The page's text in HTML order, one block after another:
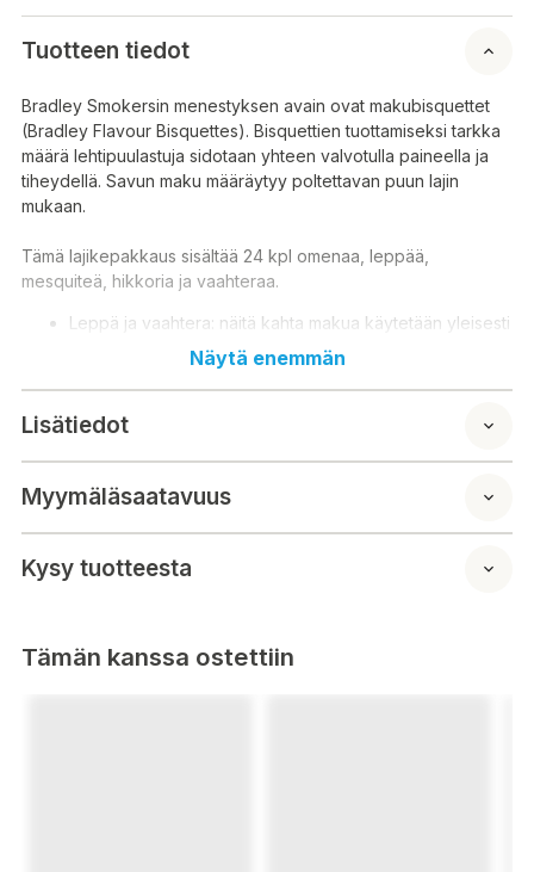
Tuotteen tiedot
Bradley Smokersin menestyksen avain ovat makubisquettet
(Bradley Flavour Bisquettes). Bisquettien tuottamiseksi tarkka
määrä lehtipuulastuja sidotaan yhteen valvotulla paineella ja
tiheydellä. Savun maku määräytyy poltettavan puun lajin
mukaan.
Tämä lajikepakkaus sisältää 24 kpl omenaa, leppää,
mesquiteä, hikkoria ja vaahteraa.
Leppä ja vaahtera: näitä kahta makua käytetään yleisesti
merenelävien, kinkkujen ja pekonin savustukseen.
Omena: kevyt, makea, herkän ja hedelmäisen makuinen
savu, joka sopii täydellisesti sian- ja siipikarjanlihaan ja
sopii myös naudan-, lampaan- ja lajitelmalle.
Mesquite: voimakas savu, mutta makeampi kuin hikkori;
Pakkauksessa 120 brikettiä
Nyckeln till Bradley Smokers framgång är Bradley Flavor
Näytä enemmän
Lisätiedot
Myymäläsaatavuus
Kysy tuotteesta
Tämän kanssa ostettiin